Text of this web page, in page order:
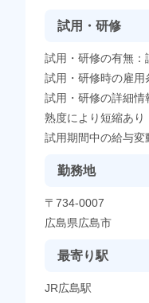
試用・研修
試用・研修の有無：
試用・研修時の雇用
試用・研修の詳細
熟度により短縮あり
試用期間中の給与変
勤務地
〒734-0007
広島県広島市
最寄り駅
JR広島駅